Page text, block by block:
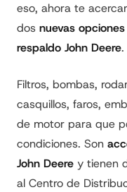
eso, ahora te
dos nuevas
respaldo John Deere.
Filtros, bombas,
casquillos, faros,
de motor para que
condiciones. Son
John Deere y tienen
al Centro de